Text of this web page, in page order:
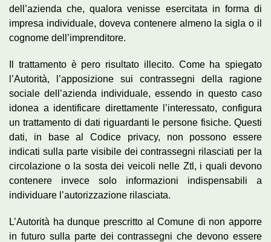
dell’azienda che, qualora venisse esercitata in forma di
impresa individuale, doveva contenere almeno la sigla o il
cognome dell’imprenditore.
Il trattamento è pero risultato illecito. Come ha spiegato
l’Autorità, l’apposizione sui contrassegni della ragione
sociale dell’azienda individuale, essendo in questo caso
idonea a identificare direttamente l’interessato, configura
un trattamento di dati riguardanti le persone fisiche. Questi
dati, in base al Codice privacy, non possono essere
indicati sulla parte visibile dei contrassegni rilasciati per la
circolazione o la sosta dei veicoli nelle Ztl, i quali devono
contenere invece solo informazioni indispensabili a
individuare l’autorizzazione rilasciata.
L’Autorità ha dunque prescritto al Comune di non apporre
in futuro sulla parte dei contrassegni che devono essere